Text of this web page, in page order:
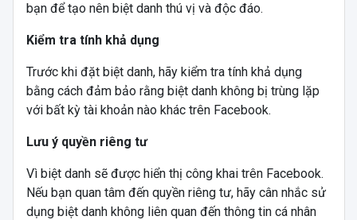
bạn để tạo nên biệt danh thú vị và độc đáo.
Kiểm tra tính khả dụng
Trước khi đặt biệt danh, hãy kiểm tra tính khả dụng
bằng cách đảm bảo rằng biệt danh không bị trùng lặp
với bất kỳ tài khoản nào khác trên Facebook.
Lưu ý quyền riêng tư
Vì biệt danh sẽ được hiển thị công khai trên Facebook.
Nếu bạn quan tâm đến quyền riêng tư, hãy cân nhắc sử
dụng biệt danh không liên quan đến thông tin cá nhân